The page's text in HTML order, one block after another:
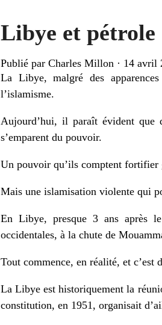
Libye et pétrole
Publié par Charles Millon · 14 avril
La Libye, malgré des
l’islamisme.
Aujourd’hui, il paraît évident que
s’emparent du pouvoir.
Un pouvoir qu’ils comptent fortifier
Mais une islamisation violente qui
En Libye, presque 3 ans après
occidentales, à la chute de
Tout commence, en réalité, et c’est
La Libye est historiquement la
constitution, en 1951, organisait